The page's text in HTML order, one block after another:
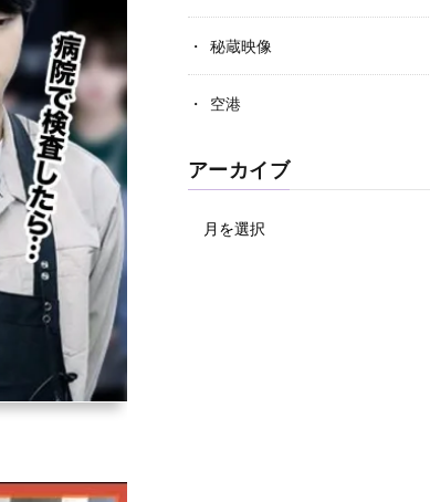
秘蔵映像
空港
アーカイブ